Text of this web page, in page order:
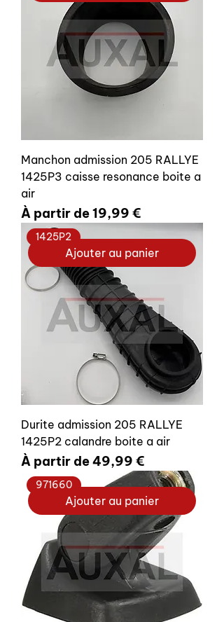
Manchon admission 205 RALLYE
1425P3 caisse resonance boite a
air
À partir de19,99 €
Prix promotionnel
Ajouter au panier
1425P2
Durite admission 205 RALLYE
1425P2 calandre boite a air
À partir de49,99 €
Prix promotionnel
Ajouter au panier
971660